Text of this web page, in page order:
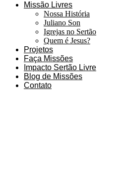
Missão Livres
Nossa História
Juliano Son
Igrejas no Sertão
Quem é Jesus?
Projetos
Faça Missões
Impacto Sertão Livre
Blog de Missões
Contato